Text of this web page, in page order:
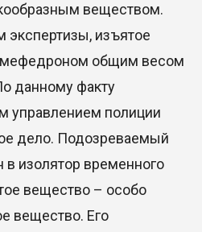
веществом.
экспертизы, изъятое
мефедроном общим весом
данному факту
управлением полиции
дело. Подозреваемый
изолятор временного
вещество – особо
вещество. Его